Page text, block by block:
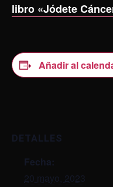
libro «Jódete
Añadir al
DETALLES
Fecha:
20 mayo, 2023